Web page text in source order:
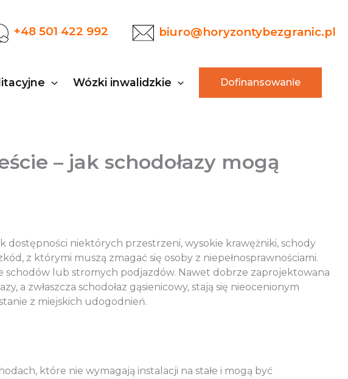
+48 501 422 992 biuro@horyzontybezgranic.pl
Wózki inwalidzkie Dofinansowanie
– jak schodołazy mogą
dostępności niektórych przestrzeni, wysokie krawężniki, schody
z którymi muszą zmagać się osoby z niepełnosprawnościami.
schodów lub stromych podjazdów. Nawet dobrze zaprojektowana
a zwłaszcza schodołaz gąsienicowy, stają się nieocenionym
z miejskich udogodnień.
które nie wymagają instalacji na stałe i mogą być